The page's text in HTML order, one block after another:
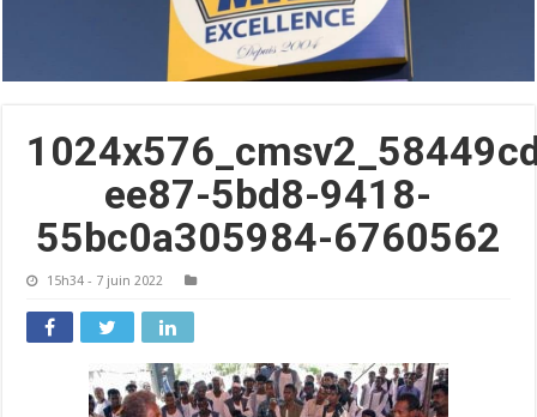
ee87-5bd8-9418-
55bc0a305984-6760562
15h34 - 7 juin 2022